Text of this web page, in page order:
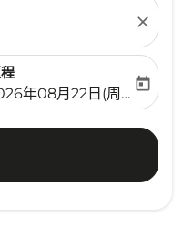
close
aria-label
booking-return-date-
年08月22日(周六)
today